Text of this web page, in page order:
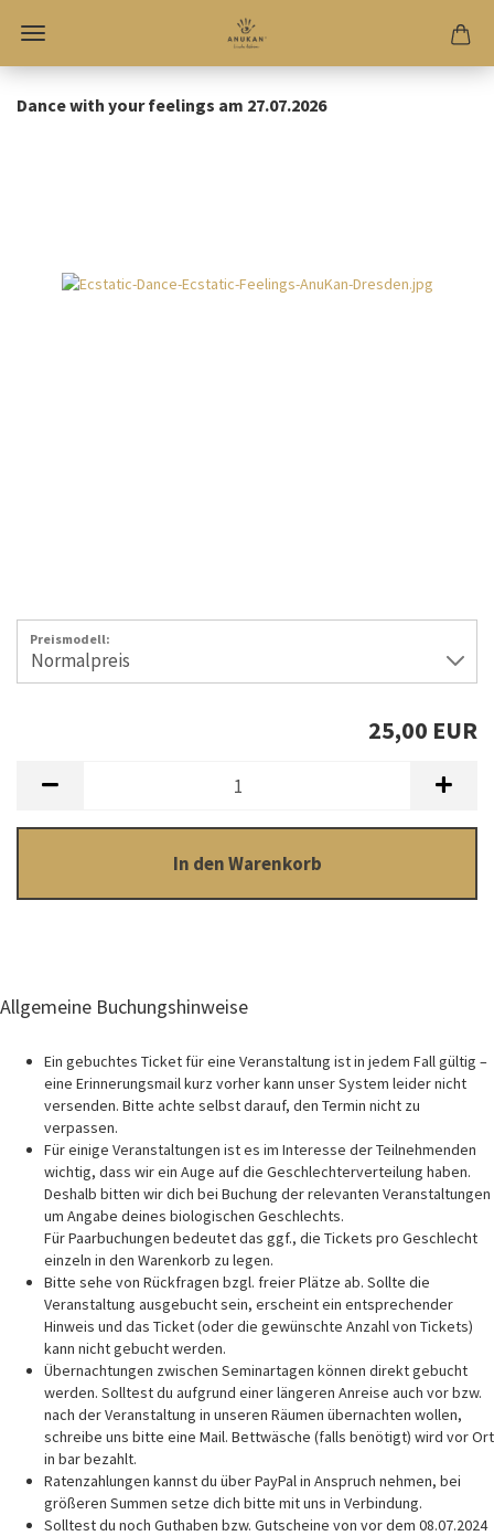
Dance with your feelings am 27.07.2026
Preismodell:
25,00 EUR
In den Warenkorb
Allgemeine Buchungshinweise
Ein gebuchtes Ticket für eine Veranstaltung ist in jedem Fall gültig –
eine Erinnerungsmail kurz vorher kann unser System leider nicht
versenden. Bitte achte selbst darauf, den Termin nicht zu
verpassen.
Für einige Veranstaltungen ist es im Interesse der Teilnehmenden
wichtig, dass wir ein Auge auf die Geschlechterverteilung haben.
Deshalb bitten wir dich bei Buchung der relevanten Veranstaltungen
um Angabe deines biologischen Geschlechts.
Für Paarbuchungen bedeutet das ggf., die Tickets pro Geschlecht
einzeln in den Warenkorb zu legen.
Bitte sehe von Rückfragen bzgl. freier Plätze ab. Sollte die
Veranstaltung ausgebucht sein, erscheint ein entsprechender
Hinweis und das Ticket (oder die gewünschte Anzahl von Tickets)
kann nicht gebucht werden.
Übernachtungen zwischen Seminartagen können direkt gebucht
werden. Solltest du aufgrund einer längeren Anreise auch vor bzw.
nach der Veranstaltung in unseren Räumen übernachten wollen,
schreibe uns bitte eine Mail. Bettwäsche (falls benötigt) wird vor Ort
in bar bezahlt.
Ratenzahlungen kannst du über PayPal in Anspruch nehmen, bei
größeren Summen setze dich bitte mit uns in Verbindung.
Solltest du noch Guthaben bzw. Gutscheine von vor dem 08.07.2024